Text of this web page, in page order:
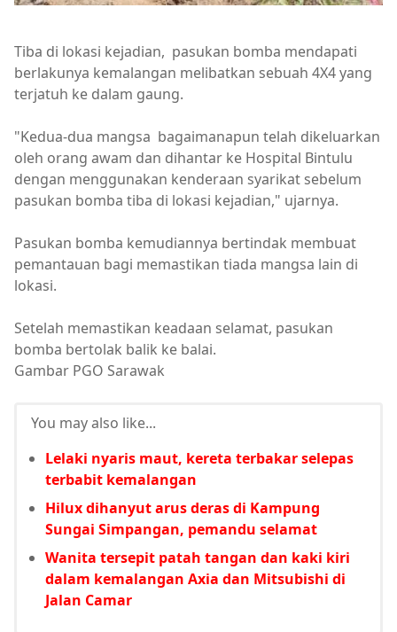
Tiba di lokasi kejadian, pasukan bomba mendapati
berlakunya kemalangan melibatkan sebuah 4X4 yang
terjatuh ke dalam gaung.
"Kedua-dua mangsa bagaimanapun telah dikeluarkan
oleh orang awam dan dihantar ke Hospital Bintulu
dengan menggunakan kenderaan syarikat sebelum
pasukan bomba tiba di lokasi kejadian," ujarnya.
Pasukan bomba kemudiannya bertindak membuat
pemantauan bagi memastikan tiada mangsa lain di
lokasi.
Setelah memastikan keadaan selamat, pasukan
bomba bertolak balik ke balai.
Gambar PGO Sarawak
You may also like...
Lelaki nyaris maut, kereta terbakar selepas
terbabit kemalangan
Hilux dihanyut arus deras di Kampung
Sungai Simpangan, pemandu selamat
Wanita tersepit patah tangan dan kaki kiri
dalam kemalangan Axia dan Mitsubishi di
Jalan Camar